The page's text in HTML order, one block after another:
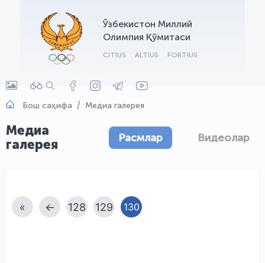
Ўзбекистон Миллий
Олимпия Қўмитаси
CITIUS ALTIUS FORTIUS
Бош саҳифа Медиа галерея
Медиа
галерея
Расмлар Видеолар
« ← 128 129 130
OLYMPCHIK AI - yordamchi
Онлайн · olympic.uz